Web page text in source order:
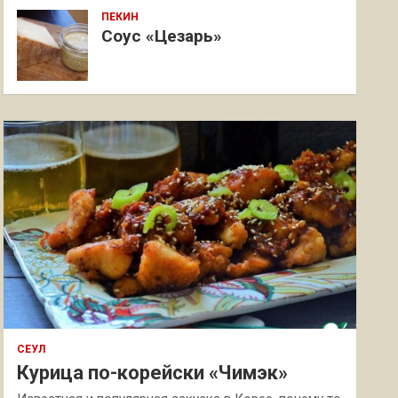
ПЕКИН
Соус «Цезарь»
СЕУЛ
Курица по-корейски «Чимэк»